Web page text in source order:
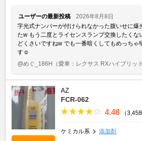
ユーザーの最新投稿
2026年8月8日
字光式ナンバーが付けられなかった腹いせに爆
た‪w もう二度とライセンスランプ交換したくな
どくさいですね‪w でも一番暗くしてもめっちゃ
す☺️
@めぐ_186H （愛車：レクサス RXハイブリッド
AZ
FCR-062
4.48 （
ケミカル系 添加剤